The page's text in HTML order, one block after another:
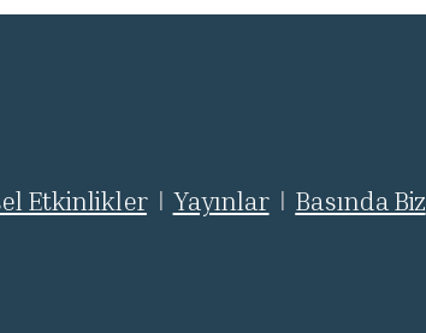
Etkinlikler | Yayınlar | Basında Biz